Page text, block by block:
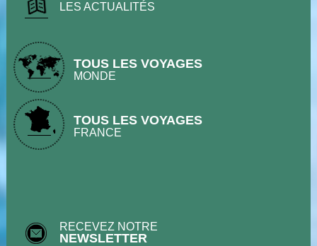
LES ACTUALITÉS
TOUS LES VOYAGES
MONDE
TOUS LES VOYAGES
FRANCE
RECEVEZ NOTRE
NEWSLETTER